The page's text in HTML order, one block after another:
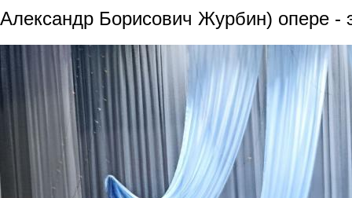
Александр Борисович Журбин) опере -